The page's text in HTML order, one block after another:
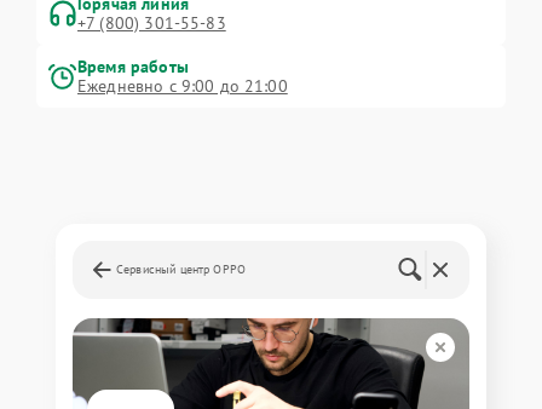
+7 (800) 301-55-83
Время работы
Ежедневно с 9:00 до 21:00
Сервисный центр OPPO